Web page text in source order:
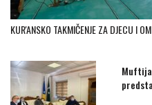
KUR'ANSKO TAKMIČENJE ZA DJECU I
Muftija